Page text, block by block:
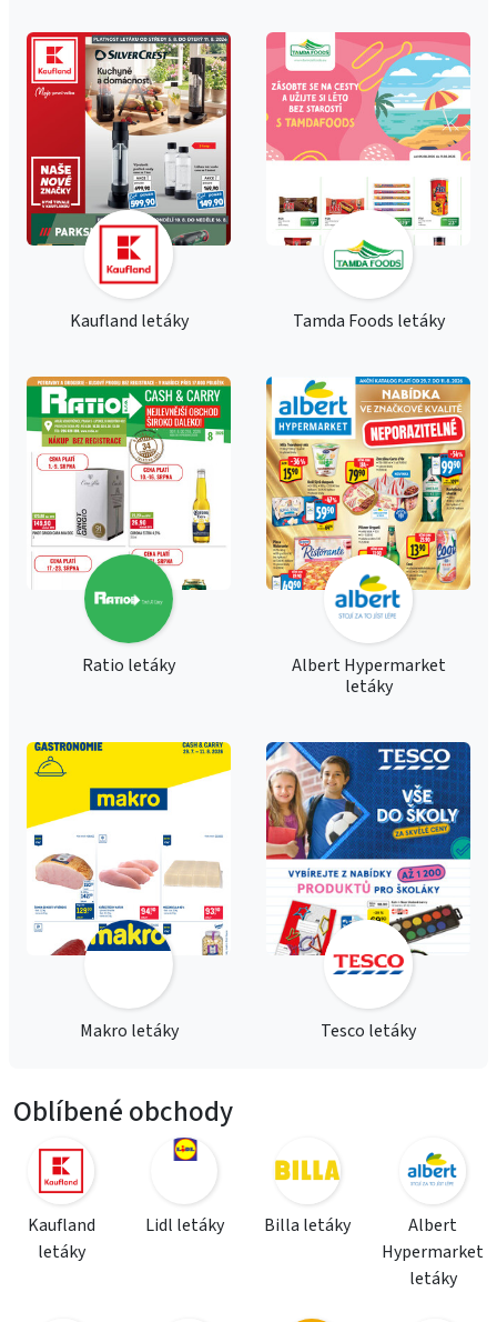
Kaufland letáky Tamda Foods letáky
Ratio letáky
Albert Hypermarket
letáky
Makro letáky Tesco letáky
Oblíbené obchody
Kaufland
letáky
Lidl letáky Billa letáky
Albert
Hypermarket
letáky